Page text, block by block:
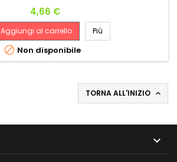
Prezzo
4,66 €
Aggiungi al carrello Più
 Non disponibile
TORNA ALL'INIZIO 
